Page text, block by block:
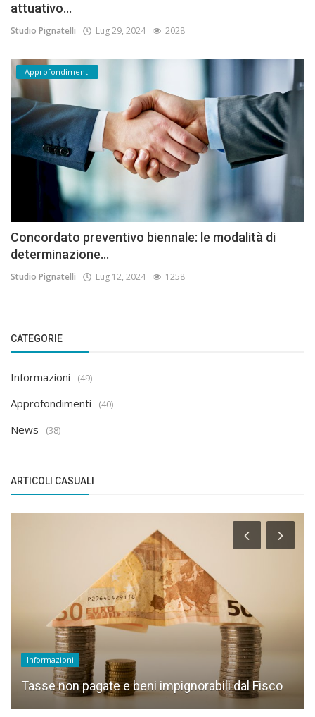
attuativo...
Studio Pignatelli Lug 29, 2024 2028
Approfondimenti
Concordato preventivo biennale: le modalità di
determinazione...
Studio Pignatelli Lug 12, 2024 1258
CATEGORIE
Informazioni (49)
Approfondimenti (40)
News (38)
ARTICOLI CASUALI
Informazioni
Tasse non pagate e beni impignorabili dal Fisco